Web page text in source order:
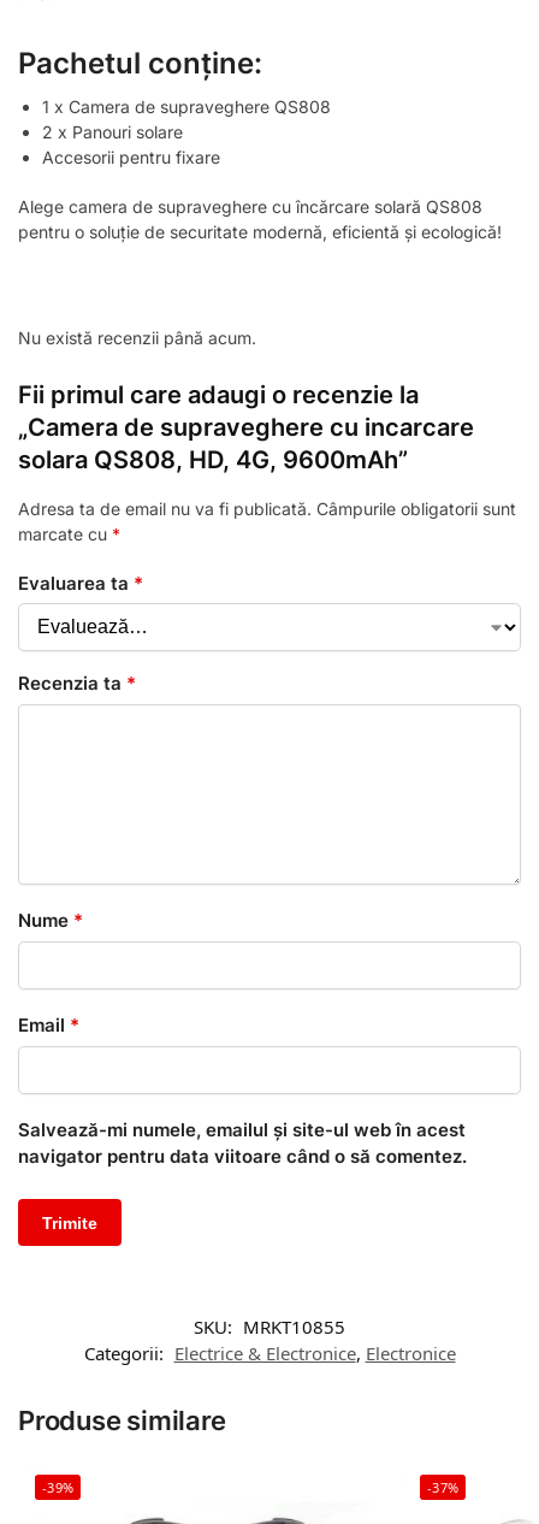
Pachetul conține:
1 x Camera de supraveghere QS808
2 x Panouri solare
Accesorii pentru fixare
Alege camera de supraveghere cu încărcare solară QS808
pentru o soluție de securitate modernă, eficientă și ecologică!
Nu există recenzii până acum.
Fii primul care adaugi o recenzie la
„Camera de supraveghere cu incarcare
solara QS808, HD, 4G, 9600mAh”
Adresa ta de email nu va fi publicată. Câmpurile obligatorii sunt
marcate cu *
Evaluarea ta *
Recenzia ta *
Nume *
Email *
Salvează-mi numele, emailul și site-ul web în acest
navigator pentru data viitoare când o să comentez.
SKU: MRKT10855
Categorii: Electrice & Electronice, Electronice
Produse similare
-39% -37%